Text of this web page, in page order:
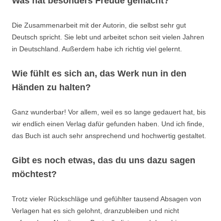
Die Zusammenarbeit mit der Autorin, die selbst sehr gut
Deutsch spricht. Sie lebt und arbeitet schon seit vielen Jahren
in Deutschland. Außerdem habe ich richtig viel gelernt.
Wie fühlt es sich an, das Werk nun in den
Händen zu halten?
Ganz wunderbar! Vor allem, weil es so lange gedauert hat, bis
wir endlich einen Verlag dafür gefunden haben. Und ich finde,
das Buch ist auch sehr ansprechend und hochwertig gestaltet.
Gibt es noch etwas, das du uns dazu sagen
möchtest?
Trotz vieler Rückschläge und gefühlter tausend Absagen von
Verlagen hat es sich gelohnt, dranzubleiben und nicht